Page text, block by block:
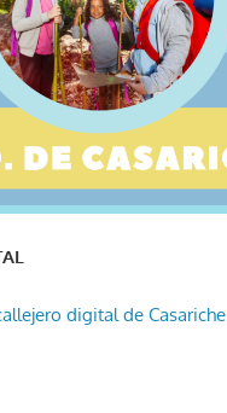
digital de Casariche